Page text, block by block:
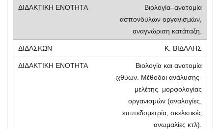
Βιολογία–ανατομία
ασπονδύλων οργανισμών,
αναγνώριση κατάταξη.
Κ. ΒΙΔΑΛΗΣ
Βιολογία και ανατομία
ιχθύων. Μέθοδοι ανάλυσης-
μελέτης μορφολογίας
οργανισμών (αναλογίες,
επιπεδομετρία, σκελετικές
ανωμαλίες κτλ).